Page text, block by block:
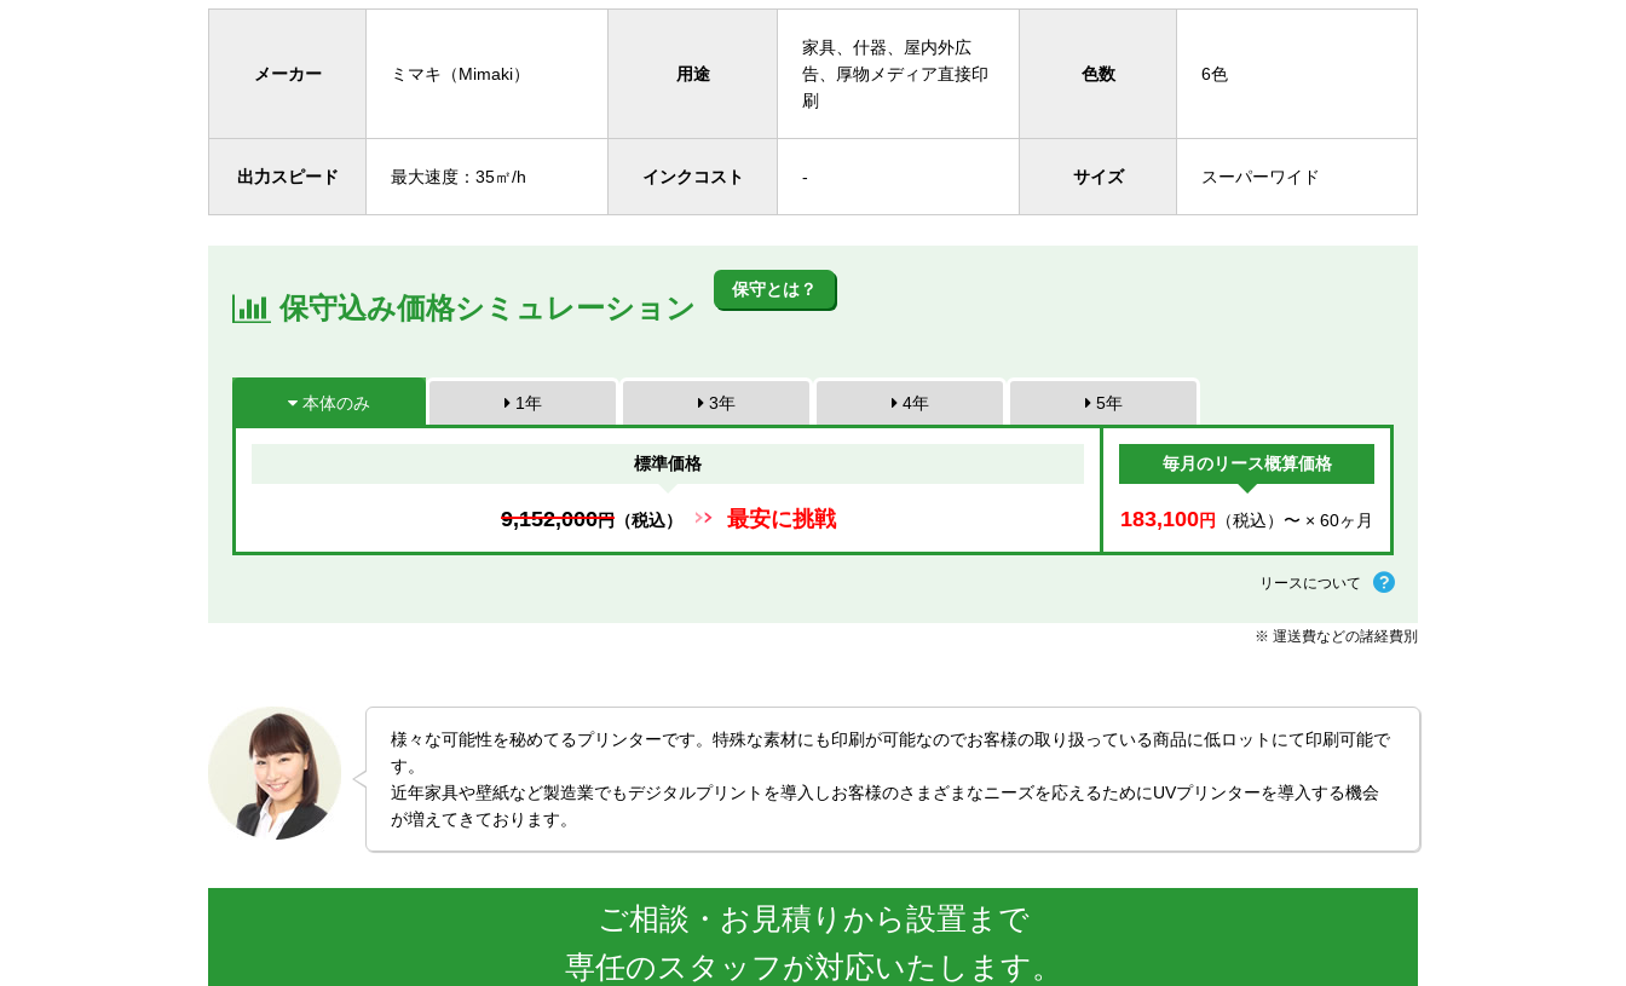
メーカー ミマキ（Mimaki） 用途
家具、什器、屋内外広
告、厚物メディア直接印
刷
色数 6色
出力スピード 最大速度：35㎡/h インクコスト - サイズ スーパーワイド
保守込み価格シミュレーション
保守とは？
本体のみ 1年 3年 4年 5年
標準価格
9,152,000円（税込） 最安に挑戦
毎月のリース概算価格
183,100円 （税込）〜 × 60ヶ月
リースについて
※ 運送費などの諸経費別
様々な可能性を秘めてるプリンターです。特殊な素材にも印刷が可能なのでお客様の取り扱っている商品に低ロットにて印刷可能で
す。
近年家具や壁紙など製造業でもデジタルプリントを導入しお客様のさまざまなニーズを応えるためにUVプリンターを導入する機会
が増えてきております。
ご相談・お見積りから設置まで
専任のスタッフが対応いたします。